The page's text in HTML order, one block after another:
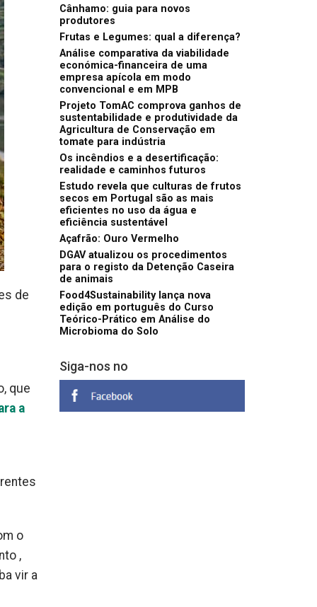
de
que
a
o
,
vir a
Cânhamo: guia para novos
produtores
Frutas e Legumes: qual a diferença?
Análise comparativa da viabilidade
económica-financeira de uma
empresa apícola em modo
convencional e em MPB
Projeto TomAC comprova ganhos de
sustentabilidade e produtividade da
Agricultura de Conservação em
tomate para indústria
Os incêndios e a desertificação:
realidade e caminhos futuros
Estudo revela que culturas de frutos
secos em Portugal são as mais
eficientes no uso da água e
eficiência sustentável
Açafrão: Ouro Vermelho
DGAV atualizou os procedimentos
para o registo da Detenção Caseira
de animais
Food4Sustainability lança nova
edição em português do Curso
Teórico-Prático em Análise do
Microbioma do Solo
Siga-nos no